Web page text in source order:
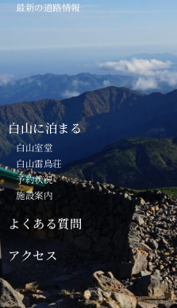
最新の道路情報
白山に泊まる
白山室堂
白山雷鳥荘
予約状況
施設案内
よくある質問
アクセス